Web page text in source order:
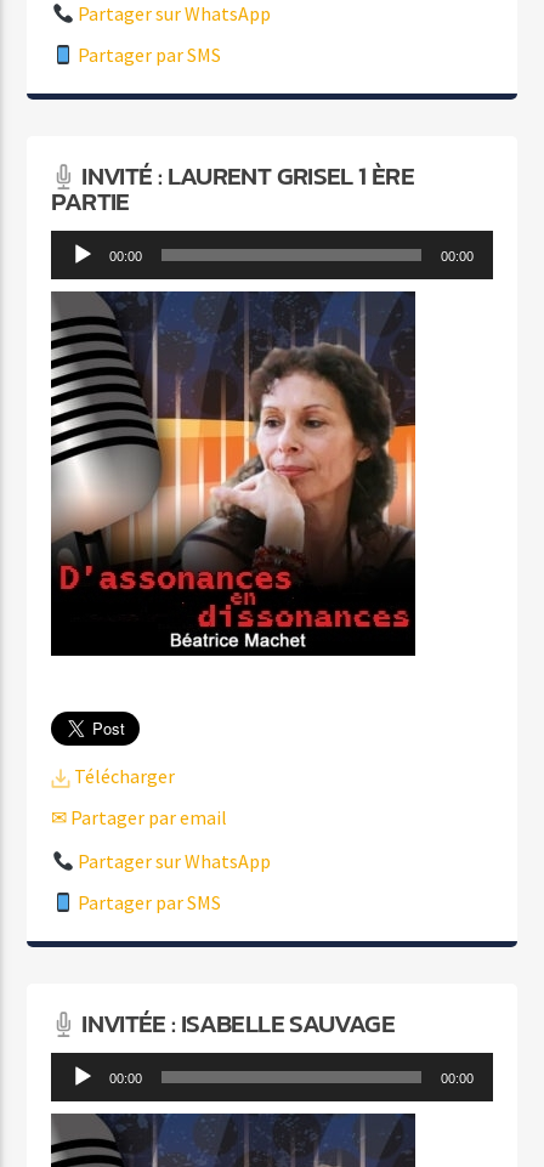
Partager sur WhatsApp
Partager par SMS
INVITÉ : LAURENT GRISEL 1 ÈRE
PARTIE
Lecteur
audio
00:00 00:00
Télécharger
✉ Partager par email
Partager sur WhatsApp
Partager par SMS
INVITÉE : ISABELLE SAUVAGE
Lecteur
audio
00:00 00:00